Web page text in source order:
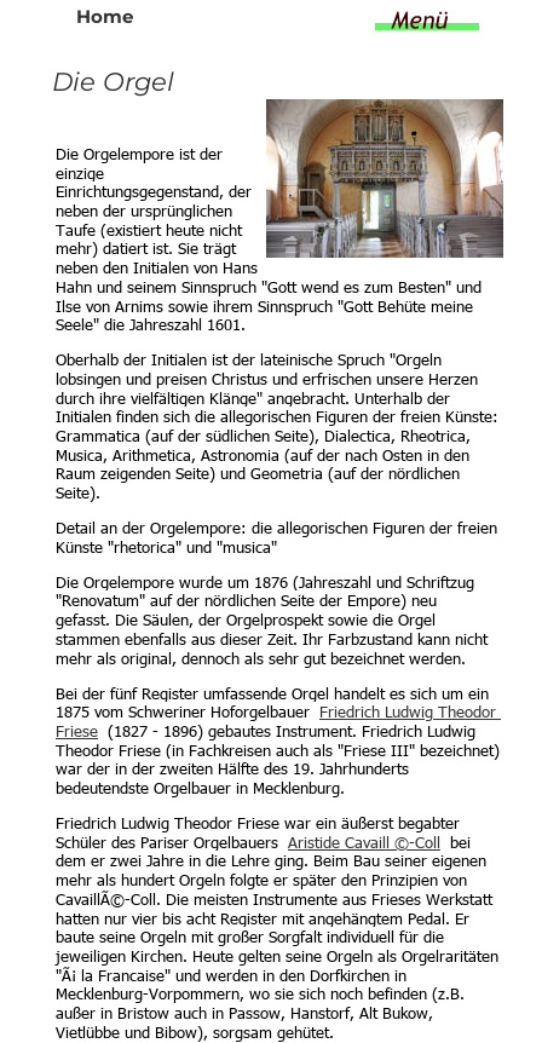
Home
Die Orgelempore ist der
einzige
Einrichtungsgegenstand, der
neben der ursprünglichen
Taufe (existiert heute nicht
mehr) datiert ist. Sie trägt
neben den Initialen von Hans
Hahn und seinem Sinnspruch "Gott wend es zum Besten" und
Ilse von Arnims sowie ihrem Sinnspruch "Gott Behüte meine
Seele" die Jahreszahl 1601.
Oberhalb der Initialen ist der lateinische Spruch "Orgeln
lobsingen und preisen Christus und erfrischen unsere Herzen
durch ihre vielfältigen Klänge" angebracht. Unterhalb der
Initialen finden sich die allegorischen Figuren der freien Künste:
Grammatica (auf der südlichen Seite), Dialectica, Rheotrica,
Musica, Arithmetica, Astronomia (auf der nach Osten in den
Raum zeigenden Seite) und Geometria (auf der nördlichen
Seite).
Detail an der Orgelempore: die allegorischen Figuren der freien
Künste "rhetorica" und "musica"
Die Orgelempore wurde um 1876 (Jahreszahl und Schriftzug
"Renovatum" auf der nördlichen Seite der Empore) neu
gefasst. Die Säulen, der Orgelprospekt sowie die Orgel
stammen ebenfalls aus dieser Zeit. Ihr Farbzustand kann nicht
mehr als original, dennoch als sehr gut bezeichnet werden.
Bei der fünf Register umfassende Orgel handelt es sich um ein
1875 vom Schweriner Hoforgelbauer Friedrich Ludwig Theodor
Friese
  (1827 - 1896) gebautes Instrument. Friedrich Ludwig
Theodor Friese (in Fachkreisen auch als "Friese III" bezeichnet)
war der in der zweiten Hälfte des 19. Jahrhunderts
bedeutendste Orgelbauer in Mecklenburg.
Friedrich Ludwig Theodor Friese war ein äußerst begabter
Schüler des Pariser Orgelbauers Aristide Cavaill ©-Coll
  bei
dem er zwei Jahre in die Lehre ging. Beim Bau seiner eigenen
mehr als hundert Orgeln folgte er später den Prinzipien von
CavaillÃ©-Coll. Die meisten Instrumente aus Frieses Werkstatt
hatten nur vier bis acht Register mit angehängtem Pedal. Er
baute seine Orgeln mit großer Sorgfalt individuell für die
jeweiligen Kirchen. Heute gelten seine Orgeln als Orgelraritäten
"Ã¡ la Francaise" und werden in den Dorfkirchen in
Mecklenburg-Vorpommern, wo sie sich noch befinden (z.B.
außer in Bristow auch in Passow, Hanstorf, Alt Bukow,
Vietlübbe und Bibow), sorgsam gehütet.
Die Orgel